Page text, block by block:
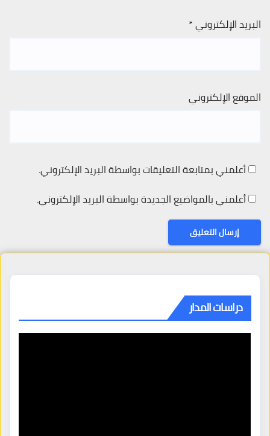
البريد الإلكتروني*
الموقع الإلكتروني
أعلمني بمتابعة التعليقات بواسطة البريد الإلكتروني.
أعلمني بالمواضيع الجديدة بواسطة البريد الإلكتروني.
دراسات المدار